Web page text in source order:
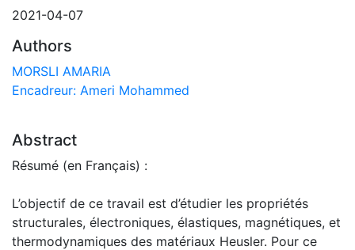
2021-04-07
Authors
MORSLI AMARIA
Encadreur: Ameri Mohammed
Abstract
Résumé (en Français) :
L’objectif de ce travail est d’étudier les propriétés
structurales, électroniques, élastiques, magnétiques, et
thermodynamiques des matériaux Heusler. Pour ce